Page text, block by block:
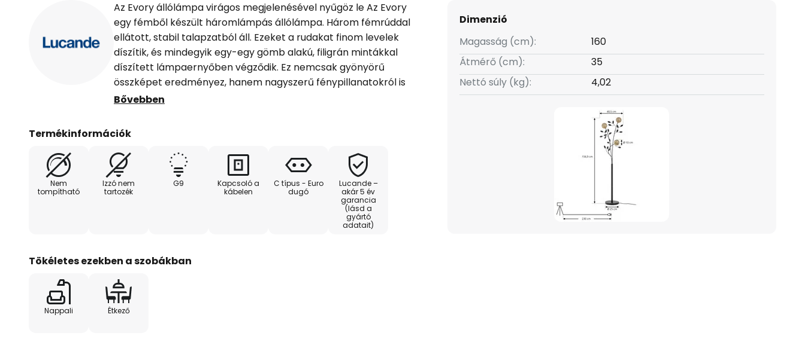
Az Evory állólámpa virágos megjelenésével nyűgöz le Az Evory
egy fémből készült háromlámpás állólámpa. Három fémrúddal
ellátott, stabil talapzatból áll. Ezeket a rudakat finom levelek
díszítik, és mindegyik egy-egy gömb alakú, filigrán mintákkal
díszített lámpaernyőben végződik. Ez nemcsak gyönyörű
összképet eredményez, hanem nagyszerű fénypillanatokról is
gondoskodik. Ez teszi az Evory lámpát a nappali tökéletes
Bővebben
Termékinformációk
Nem
tompítható
Izzó nem
tartozék
G9
Kapcsoló a
kábelen
C típus - Euro
dugó
Lucande –
akár 5 év
garancia
(lásd a
gyártó
adatait)
Tökéletes ezekben a szobákban
Nappali Étkező
Dimenzió
Magasság (cm):
160
Átmérő (cm):
35
Nettó súly (kg):
4,02